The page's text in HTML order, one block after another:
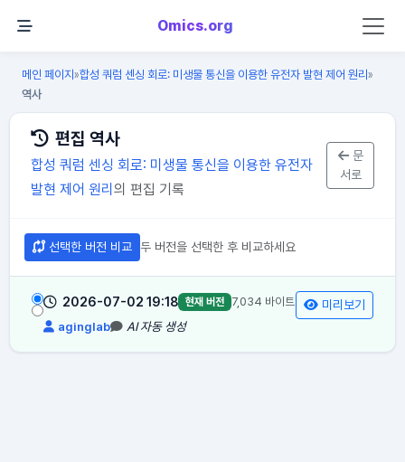
Omics.org
메인 페이지»합성 쿼럼 센싱 회로: 미생물 통신을 이용한 유전자 발현 제어 원리»
역사
편집 역사
합성 쿼럼 센싱 회로: 미생물 통신을 이용한 유전자
발현 제어 원리 의 편집 기록
문
서로
선택한 버전 비교 두 버전을 선택한 후 비교하세요
2026-07-02 19:18 현재 버전 7,034 바이트
aginglab AI 자동 생성
미리보기